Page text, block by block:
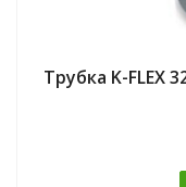
Трубка K-FLEX